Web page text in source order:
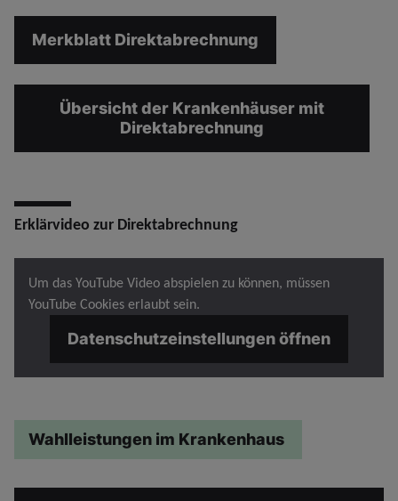
Merkblatt Direktabrechnung
Übersicht der Krankenhäuser mit
Direktabrechnung
Erklärvideo zur Direktabrechnung
Um das YouTube Video abspielen zu können, müssen
YouTube Cookies erlaubt sein.
Datenschutzeinstellungen öffnen
Wahlleistungen im Krankenhaus